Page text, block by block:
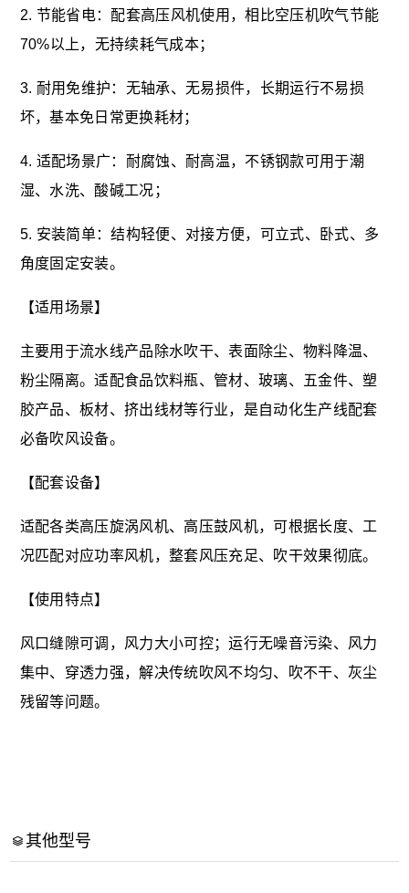
2. 节能省电：配套高压风机使用，相比空压机吹气节能
70%以上，无持续耗气成本；
3. 耐用免维护：无轴承、无易损件，长期运行不易损
坏，基本免日常更换耗材；
4. 适配场景广：耐腐蚀、耐高温，不锈钢款可用于潮
湿、水洗、酸碱工况；
5. 安装简单：结构轻便、对接方便，可立式、卧式、多
角度固定安装。
【适用场景】
主要用于流水线产品除水吹干、表面除尘、物料降温、
粉尘隔离。适配食品饮料瓶、管材、玻璃、五金件、塑
胶产品、板材、挤出线材等行业，是自动化生产线配套
必备吹风设备。
【配套设备】
适配各类高压旋涡风机、高压鼓风机，可根据长度、工
况匹配对应功率风机，整套风压充足、吹干效果彻底。
【使用特点】
风口缝隙可调，风力大小可控；运行无噪音污染、风力
集中、穿透力强，解决传统吹风不均匀、吹不干、灰尘
残留等问题。
其他型号